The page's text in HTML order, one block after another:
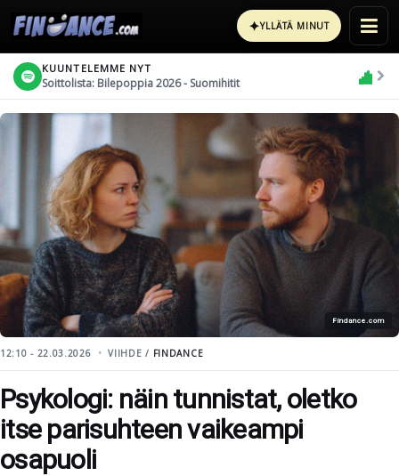
✦YLLÄTÄ MINUT
KUUNTELEMME NYT
Soittolista: Bilepoppia 2026 - Suomihitit
Findance.com
12:10 - 22.03.2026 VIIHDE / FINDANCE
Psykologi: näin tunnistat, oletko
itse parisuhteen vaikeampi
osapuoli